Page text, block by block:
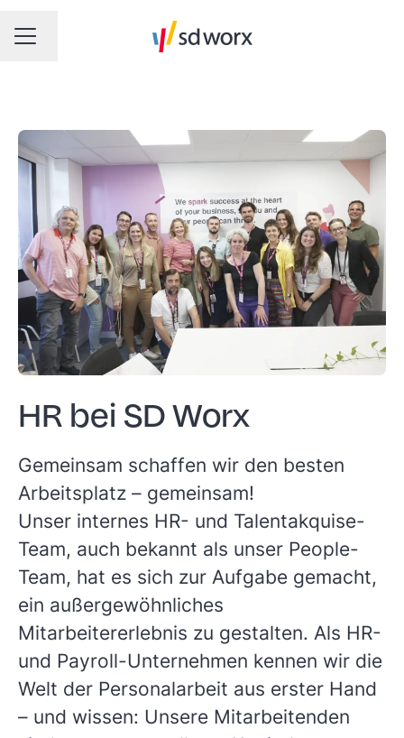
KARRIEREMENÜ
Sprache ändern
HR bei SD Worx
Gemeinsam schaffen wir den besten
Arbeitsplatz – gemeinsam!
Unser internes HR- und Talentakquise-
Team, auch bekannt als unser People-
Team, hat es sich zur Aufgabe gemacht,
ein außergewöhnliches
Mitarbeitererlebnis zu gestalten. Als HR-
und Payroll-Unternehmen kennen wir die
Welt der Personalarbeit aus erster Hand
– und wissen: Unsere Mitarbeitenden